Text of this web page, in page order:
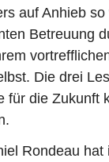
auf Anhieb
Betreuung
Die drei
die Zukunft
Rondeau